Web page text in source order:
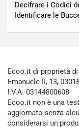
Decifrare i Codici
Identificare le
Ecoo.it di proprietà
Emanuele II, 13,
I.V.A. 03144800608
Ecoo.it non è una
aggiornato senza
considerarsi un